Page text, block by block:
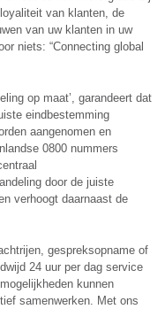
van klanten, de
van uw klanten in uw
niets: “Connecting global
op maat’, garandeert dat
eindbestemming
aangenomen en
0800 nummers
door de juiste
verhoogt daarnaast de
gespreksopname of
24 uur per dag service
kunnen
samenwerken. Met ons